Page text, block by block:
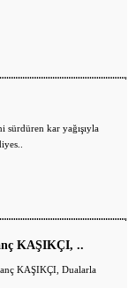
sürdüren kar yağışıyla
KAŞIKÇI, ..
KAŞIKÇI, Dualarla